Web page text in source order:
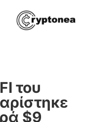
του
$9